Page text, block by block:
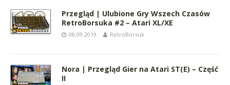
Przegląd | Ulubione Gry Wszech Czasów
RetroBorsuka #2 – Atari XL/XE
08.09.2019 RetroBorsuk
Nora | Przegląd Gier na Atari ST(E) – Część
II